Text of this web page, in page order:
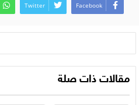
Facebook
Twitter
مقالات ذات صلة